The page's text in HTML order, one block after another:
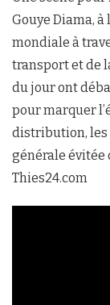
Gouye Diama, à
mondiale à
transport et de
du jour ont
pour marquer
distribution, les
générale évitée
Thies24.com